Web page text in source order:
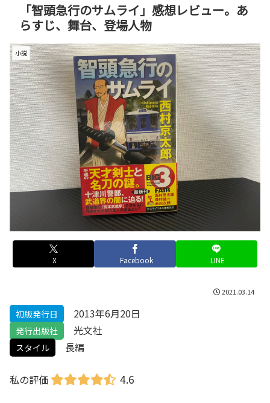
「智頭急行のサムライ」感想レビュー。あ
らすじ、舞台、登場人物
小説
X Facebook LINE
2021.03.14
初版発行日 2013年6月20日
発行出版社 光文社
スタイル 長編
私の評価 4.6